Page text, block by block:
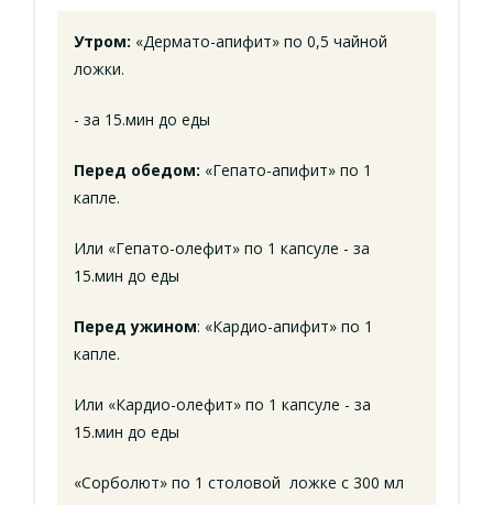
Утром: «Дермато-апифит» по 0,5 чайной
ложки.
- за 15.мин до еды
Перед обедом: «Гепато-апифит» по 1
капле.
Или «Гепато-олефит» по 1 капсуле - за
15.мин до еды
Перед ужином: «Кардио-апифит» по 1
капле.
Или «Кардио-олефит» по 1 капсуле - за
15.мин до еды
«Сорболют» по 1 столовой ложке с 300 мл